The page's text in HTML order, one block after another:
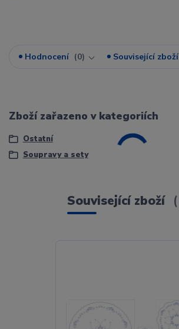
Hodnocení 0 Související zboží
Zboží zařazeno v kategoriích
Ostatní
Soupravy a sety
Související zboží